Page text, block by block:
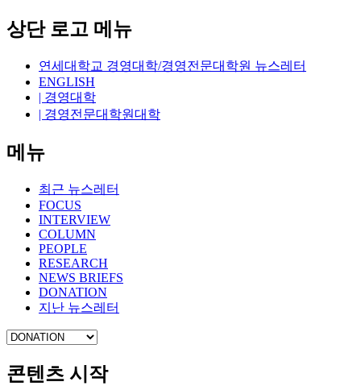
상단 로고 메뉴
연세대학교 경영대학/경영전문대학원 뉴스레터
ENGLISH
| 경영대학
| 경영전문대학원대학
메뉴
최근 뉴스레터
FOCUS
INTERVIEW
COLUMN
PEOPLE
RESEARCH
NEWS BRIEFS
DONATION
지난 뉴스레터
콘텐츠 시작